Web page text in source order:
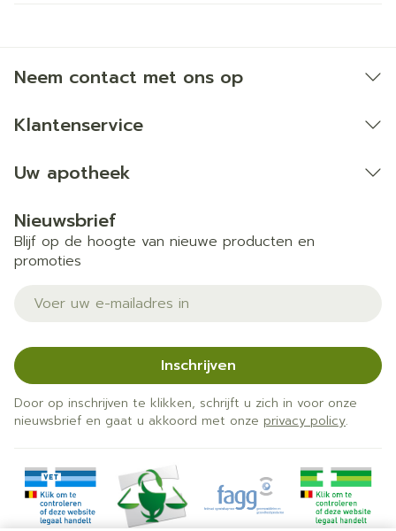
Neem contact met ons op
Klantenservice
Uw apotheek
Nieuwsbrief
Blijf op de hoogte van nieuwe producten en
promoties
E-mail adres
Inschrijven
Door op inschrijven te klikken, schrijft u zich in voor onze
nieuwsbrief en gaat u akkoord met onze privacy policy.